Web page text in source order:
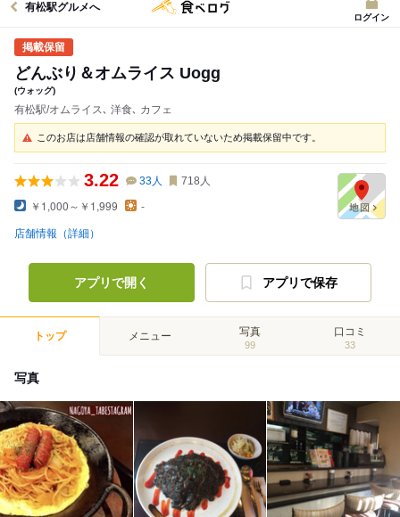
有松駅グルメへ
ログイン
どんぶり＆オムライス Uogg
(ウォッグ)
有松駅/オムライス､ 洋食､ カフェ
このお店は店舗情報の確認が取れていないため掲載保留中です。
3.22 33人 718 人
￥1,000～￥1,999 -
店舗情報（詳細）
アプリで開く アプリで保存
トップ メニュー 写真
99
口コミ
33
写真